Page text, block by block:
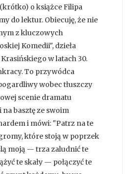
o książce Filipa
do lektur. Obiecuję, że nie
z kluczowych
Komedii", dzieła
w latach 30.
To przywódca
wobec tłuszczy
scenie dramatu
basztę ze swoim
i mówi: "Patrz na te
które stoją w poprzek
moją — trza zaludnić te
te skały — połączyć te